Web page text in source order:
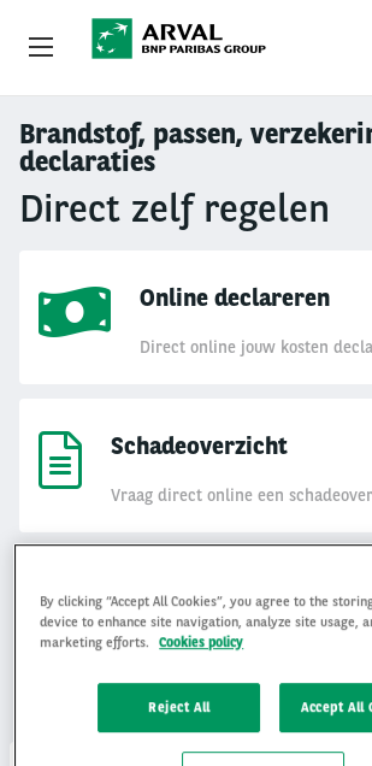
Overslaan en naar de inhoud gaan
Brandstof, passen,
declaraties
Direct zelf regelen
Online declareren
Direct online jouw kosten
Schadeoverzicht
Vraag direct online een
Pas aanvragen
Vraag hier jouw laad- of
Zakelijk Leasen
Occasions
By clicking “Accept All Cookies”, you agree to the
device to enhance site navigation, analyze site usage,
marketing efforts. Cookies policy
Reject All Accept All